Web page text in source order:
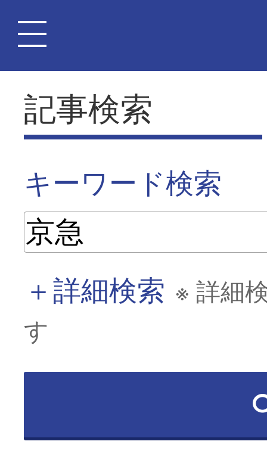
記事検索
キーワード検索
＋詳細検索 ※ 詳細
す